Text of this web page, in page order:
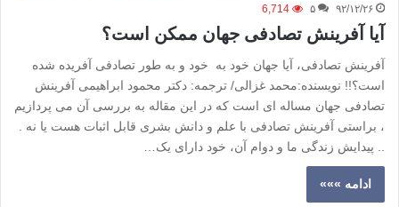
۹۲/۱۲/۲۶ ۵ 6,714
آیا آفرینش تصادفی جهان ممکن است؟
آفرینش تصادفی، آیا جهان خود به خود و به طور تصادفی آفریده شده
است؟!! نویسنده:محمد غزالی/ ترجمه: دکتر محمود ابراهیمی آفرینش
تصادفی جهان مساله ای است که در این مقاله به بررسی آن می پردازیم
، براستی آفرینش تصادفی با علم و دانش بشری قابل اثبات هست یا نه .
.. پیدایش زندگی ما و دوام آن، خود دارای یک…
ادامه »»»